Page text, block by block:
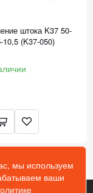
штока K37 50-
10,5 (K37-050)
мы используем
ваши